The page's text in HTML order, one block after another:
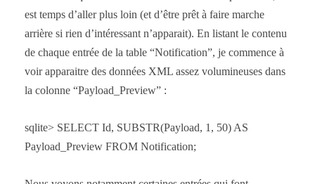
est temps d’aller plus loin (et d’être prêt à faire marche
arrière si rien d’intéressant n’apparait). En listant le contenu
de chaque entrée de la table “Notification”, je commence à
voir apparaitre des données XML assez volumineuses dans
la colonne “Payload_Preview” :
sqlite> SELECT Id, SUBSTR(Payload, 1, 50) AS
Payload_Preview FROM Notification;